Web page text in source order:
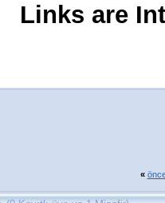
Links are
«